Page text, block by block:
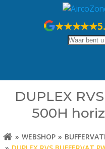
★★★★★
Producten
DUPLEX
500H
WEBSHOP